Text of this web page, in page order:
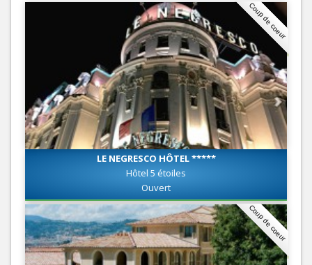
Coup de coeur
LE NEGRESCO HÔTEL *****
Hôtel 5 étoiles
Ouvert
Coup de coeur